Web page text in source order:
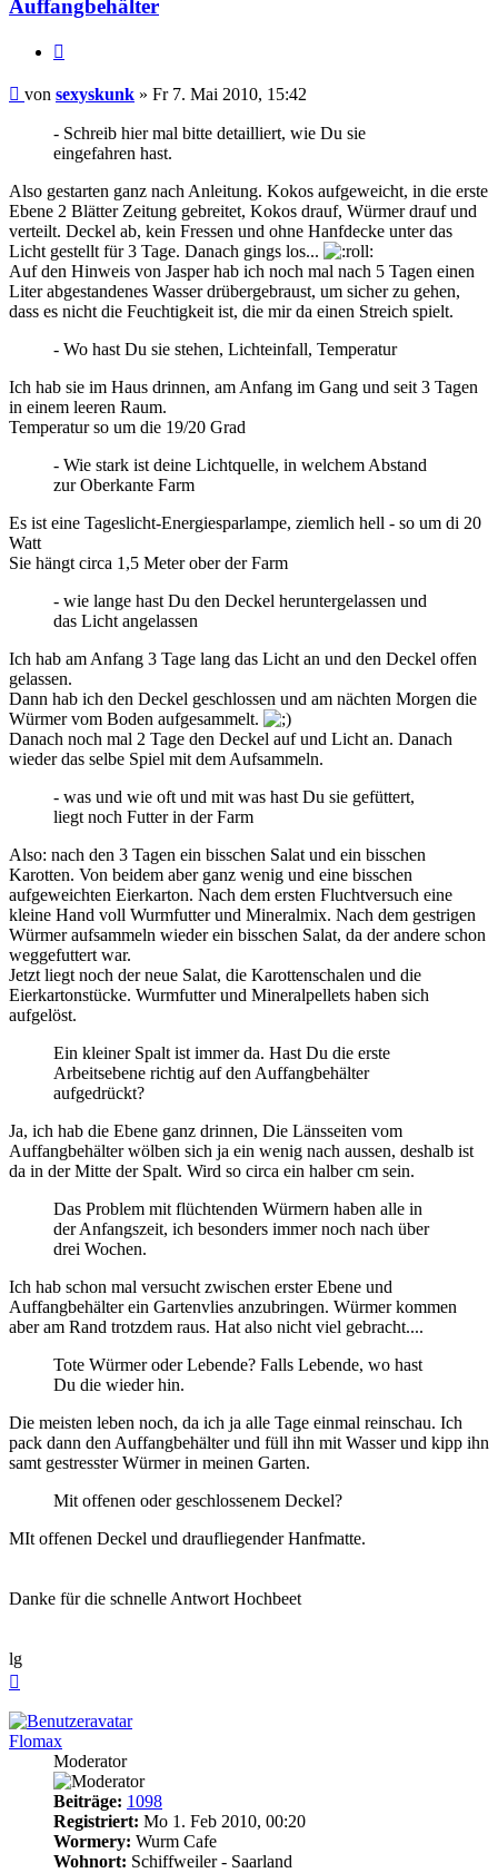
Auffangbehälter
Beitrag
von sexyskunk » Fr 7. Mai 2010, 15:42
- Schreib hier mal bitte detailliert, wie Du sie
eingefahren hast.
Also gestarten ganz nach Anleitung. Kokos aufgeweicht, in die erste
Ebene 2 Blätter Zeitung gebreitet, Kokos drauf, Würmer drauf und
verteilt. Deckel ab, kein Fressen und ohne Hanfdecke unter das
Licht gestellt für 3 Tage. Danach gings los...
Auf den Hinweis von Jasper hab ich noch mal nach 5 Tagen einen
Liter abgestandenes Wasser drübergebraust, um sicher zu gehen,
dass es nicht die Feuchtigkeit ist, die mir da einen Streich spielt.
- Wo hast Du sie stehen, Lichteinfall, Temperatur
Ich hab sie im Haus drinnen, am Anfang im Gang und seit 3 Tagen
in einem leeren Raum.
Temperatur so um die 19/20 Grad
- Wie stark ist deine Lichtquelle, in welchem Abstand
zur Oberkante Farm
Es ist eine Tageslicht-Energiesparlampe, ziemlich hell - so um di 20
Watt
Sie hängt circa 1,5 Meter ober der Farm
- wie lange hast Du den Deckel heruntergelassen und
das Licht angelassen
Ich hab am Anfang 3 Tage lang das Licht an und den Deckel offen
gelassen.
Dann hab ich den Deckel geschlossen und am nächten Morgen die
Würmer vom Boden aufgesammelt.
Danach noch mal 2 Tage den Deckel auf und Licht an. Danach
wieder das selbe Spiel mit dem Aufsammeln.
- was und wie oft und mit was hast Du sie gefüttert,
liegt noch Futter in der Farm
Also: nach den 3 Tagen ein bisschen Salat und ein bisschen
Karotten. Von beidem aber ganz wenig und eine bisschen
aufgeweichten Eierkarton. Nach dem ersten Fluchtversuch eine
kleine Hand voll Wurmfutter und Mineralmix. Nach dem gestrigen
Würmer aufsammeln wieder ein bisschen Salat, da der andere schon
weggefuttert war.
Jetzt liegt noch der neue Salat, die Karottenschalen und die
Eierkartonstücke. Wurmfutter und Mineralpellets haben sich
aufgelöst.
Ein kleiner Spalt ist immer da. Hast Du die erste
Arbeitsebene richtig auf den Auffangbehälter
aufgedrückt?
Ja, ich hab die Ebene ganz drinnen, Die Länsseiten vom
Auffangbehälter wölben sich ja ein wenig nach aussen, deshalb ist
da in der Mitte der Spalt. Wird so circa ein halber cm sein.
Das Problem mit flüchtenden Würmern haben alle in
der Anfangszeit, ich besonders immer noch nach über
drei Wochen.
Ich hab schon mal versucht zwischen erster Ebene und
Auffangbehälter ein Gartenvlies anzubringen. Würmer kommen
aber am Rand trotzdem raus. Hat also nicht viel gebracht....
Tote Würmer oder Lebende? Falls Lebende, wo hast
Du die wieder hin.
Die meisten leben noch, da ich ja alle Tage einmal reinschau. Ich
pack dann den Auffangbehälter und füll ihn mit Wasser und kipp ihn
samt gestresster Würmer in meinen Garten.
Mit offenen oder geschlossenem Deckel?
MIt offenen Deckel und draufliegender Hanfmatte.
Danke für die schnelle Antwort Hochbeet
lg
Flomax
Moderator
Beiträge: 1098
Registriert: Mo 1. Feb 2010, 00:20
Wormery: Wurm Cafe
Wohnort: Schiffweiler - Saarland